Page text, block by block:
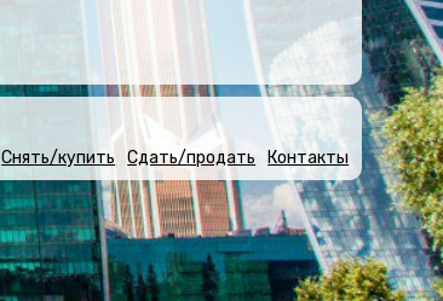
Снять/купить Сдать/продать Контакты